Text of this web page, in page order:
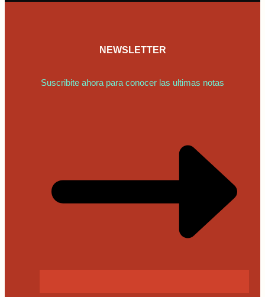
NEWSLETTER
Suscribite ahora para conocer las ultimas notas